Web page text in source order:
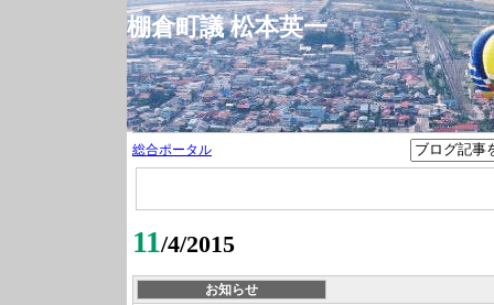
棚倉町議 松本英一
総合ポータル
11/4/2015
お知らせ